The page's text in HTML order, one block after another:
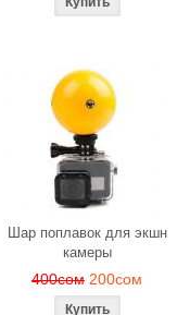
Шар поплавок для экшн
камеры
400сом 200сом